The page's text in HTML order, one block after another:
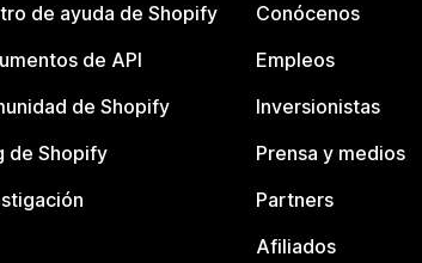
de ayuda de Shopify
de API
de Shopify
de Shopify
Conócenos
Empleos
Inversionistas
Prensa y medios
Partners
Afiliados